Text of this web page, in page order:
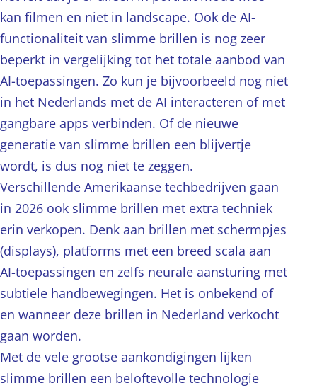
kan filmen en niet in landscape. Ook de AI-
functionaliteit van slimme brillen is nog zeer
beperkt in vergelijking tot het totale aanbod van
AI-toepassingen. Zo kun je bijvoorbeeld nog niet
in het Nederlands met de AI interacteren of met
gangbare apps verbinden. Of de nieuwe
generatie van slimme brillen een blijvertje
wordt, is dus nog niet te zeggen.
Verschillende Amerikaanse techbedrijven gaan
in 2026 ook slimme brillen met extra techniek
erin verkopen. Denk aan brillen met schermpjes
(displays), platforms met een breed scala aan
AI-toepassingen en zelfs neurale aansturing met
subtiele handbewegingen. Het is onbekend of
en wanneer deze brillen in Nederland verkocht
gaan worden.
Met de vele grootse aankondigingen lijken
slimme brillen een beloftevolle technologie